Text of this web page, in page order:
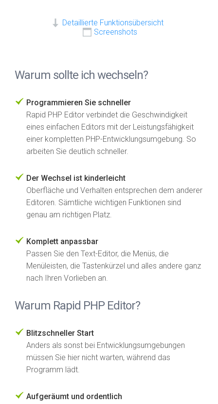
Detaillierte Funktionsübersicht
Screenshots
Warum sollte ich wechseln?
Programmieren Sie schneller
Rapid PHP Editor verbindet die Geschwindigkeit
eines einfachen Editors mit der Leistungsfähigkeit
einer kompletten PHP-Entwicklungsumgebung. So
arbeiten Sie deutlich schneller.
Der Wechsel ist kinderleicht
Oberfläche und Verhalten entsprechen dem anderer
Editoren. Sämtliche wichtigen Funktionen sind
genau am richtigen Platz.
Komplett anpassbar
Passen Sie den Text-Editor, die Menüs, die
Menüleisten, die Tastenkürzel und alles andere ganz
nach Ihren Vorlieben an.
Warum Rapid PHP Editor?
Blitzschneller Start
Anders als sonst bei Entwicklungsumgebungen
müssen Sie hier nicht warten, während das
Programm lädt.
Aufgeräumt und ordentlich